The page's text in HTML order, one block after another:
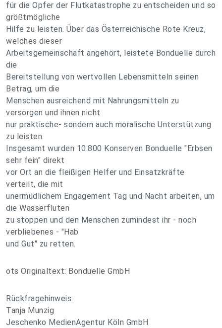
für die Opfer der Flutkatastrophe zu entscheiden und so
größtmögliche
Hilfe zu leisten. Über das Österreichische Rote Kreuz,
welches dieser
Arbeitsgemeinschaft angehört, leistete Bonduelle durch
die
Bereitstellung von wertvollen Lebensmitteln seinen
Betrag, um die
Menschen ausreichend mit Nahrungsmitteln zu
versorgen und ihnen nicht
nur praktische- sondern auch moralische Unterstützung
zu leisten.
Insgesamt wurden 10.800 Konserven Bonduelle "Erbsen
sehr fein" direkt
vor Ort an die fleißigen Helfer und Einsatzkräfte
verteilt, die mit
unermüdlichem Engagement Tag und Nacht arbeiten, um
die Wasserfluten
zu stoppen und den Menschen zumindest ihr - noch
verbliebenes - "Hab
und Gut" zu retten.
ots Originaltext: Bonduelle GmbH
Rückfragehinweis:
Tanja Munzig
Jeschenko MedienAgentur Köln GmbH